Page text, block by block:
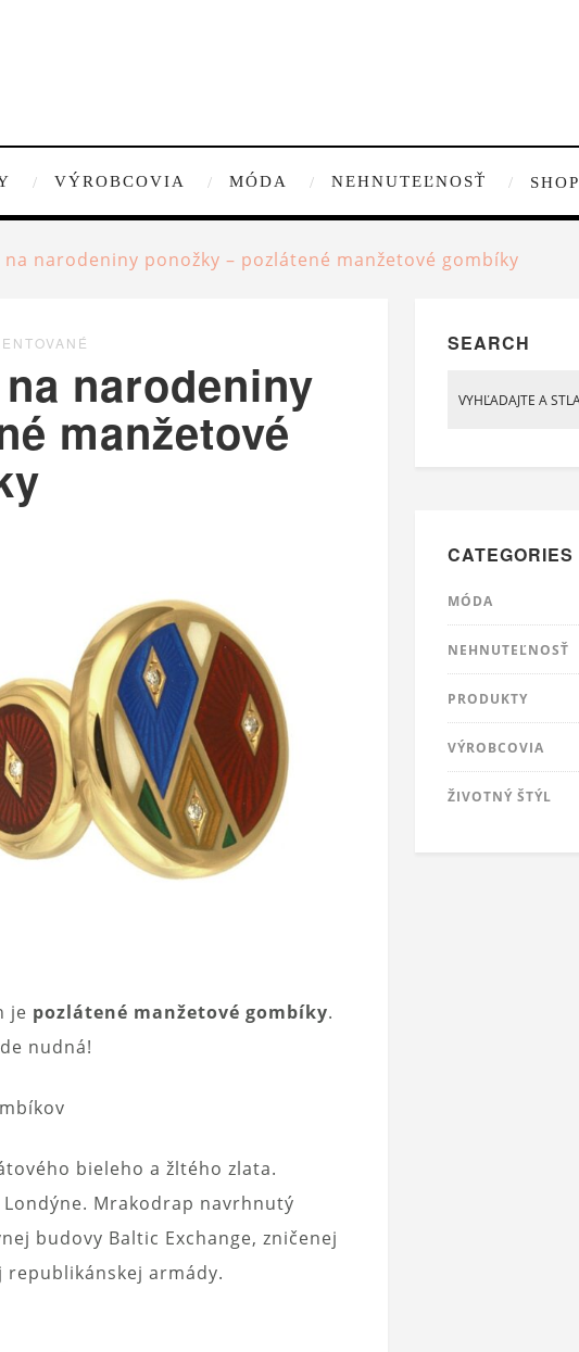
VÝROBCOVIA MÓDA NEHNUTEĽNOSŤ SHOP
narodeniny ponožky – pozlátené manžetové gombíky
narodeniny
manžetové
je pozlátené manžetové gombíky.
nudná!
bieleho a žltého zlata.
Mrakodrap navrhnutý
budovy Baltic Exchange, zničenej
armády.
SEARCH
CATEGORIES
MÓDA
NEHNUTEĽNOSŤ
PRODUKTY
VÝROBCOVIA
ŽIVOTNÝ ŠTÝL